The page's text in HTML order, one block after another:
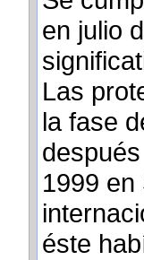
en julio
Las
la fase
1999
éste